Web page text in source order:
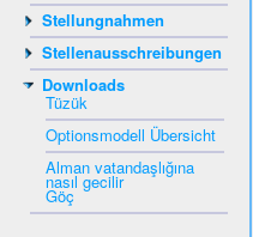
Stellungnahmen
Stellenausschreibungen
Downloads
Tüzük
Optionsmodell Übersicht
Alman vatandaşlığına
nasıl gecilir
Göç